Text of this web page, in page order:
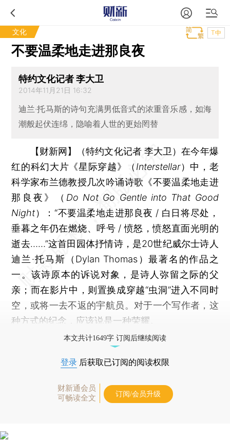
文化 T中
不要温柔地走进那良夜
特约文化记者 李大卫
2014年11月21日 16:32
迪兰·托马斯的诗句充满男低音式的浓重音乐感，如海
潮般起伏连绵，隐喻着人世的更始罔替
【财新网】（特约文化记者 李大卫）在今年爆
红的科幻大片《星际穿越》（ Interstellar）中，老
科学家布兰德教授几次吟诵诗歌《不要温柔地走进
那良夜》（ Do Not Go Gentle into That Good
Night）：“不要温柔地走进那良夜 / 白日将尽处，
垂暮之年仍在燃烧、呼号 / 愤怒，愤怒直面光明的
逝去……”这首田园体抒情诗，是20世纪威尔士诗人
迪兰·托马斯（Dylan Thomas）最著名的作品之
一。该诗原本的诉说对象，是诗人弥留之际的父
亲；而在影片中，则置换成穿越“虫洞”进入不同时
空，或将一去不返的宇航员。对于一个写作者，这
种方式的纪念，应该说是一种荣耀。
本文共计1649字 订阅后继续阅读
登录 后获取已订阅的阅读权限
财新通会员
可畅读全文
订阅/会员升级